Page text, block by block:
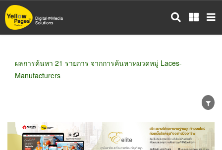
ข้าม
ไป
ผลการค้นหา 21 รายการ จากการค้นหาหมวดหมู่ Laces-
Manufacturers
ขายส่ง ขายปลีก ผู้ผลิต
ตัวแทนจัดจำหน่าย